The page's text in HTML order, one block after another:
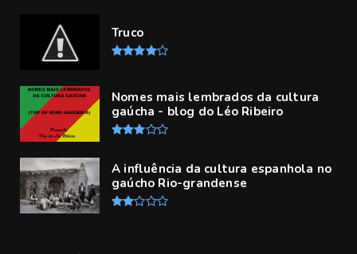
Truco
Nomes mais lembrados da cultura
gaúcha - blog do Léo Ribeiro
A influência da cultura espanhola no
gaúcho Rio-grandense